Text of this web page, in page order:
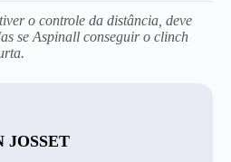
o controle da distância, deve
se Aspinall conseguir o clinch
JOSSET